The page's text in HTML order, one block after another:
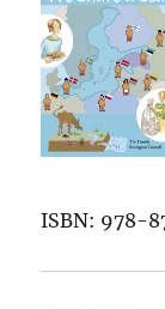
ISBN: 978-